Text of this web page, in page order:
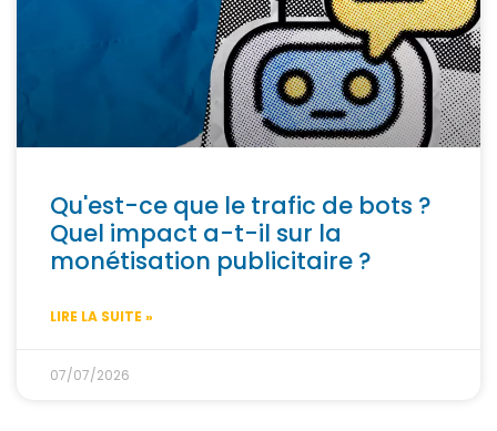
Qu'est-ce que le trafic de bots ?
Quel impact a-t-il sur la
monétisation publicitaire ?
LIRE LA SUITE »
07/07/2026